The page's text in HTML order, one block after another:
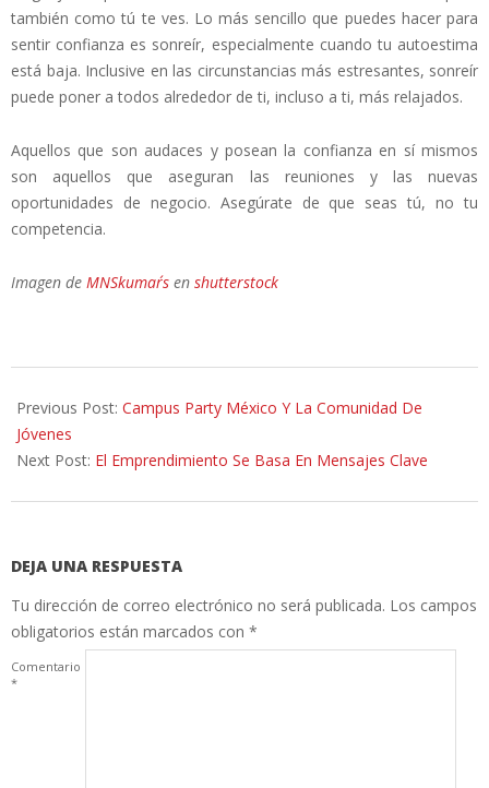
también como tú te ves. Lo más sencillo que puedes hacer para
sentir confianza es sonreír, especialmente cuando tu autoestima
está baja. Inclusive en las circunstancias más estresantes, sonreír
puede poner a todos alrededor de ti, incluso a ti, más relajados.
Aquellos que son audaces y posean la confianza en sí mismos
son aquellos que aseguran las reuniones y las nuevas
oportunidades de negocio. Asegúrate de que seas tú, no tu
competencia.
Imagen de MNSkumar´s en shutterstock
07-
02
Previous Post: Campus Party México Y La Comunidad De
Jóvenes
Next Post: El Emprendimiento Se Basa En Mensajes Clave
DEJA UNA RESPUESTA
Tu dirección de correo electrónico no será publicada. Los campos
obligatorios están marcados con *
Comentario
*